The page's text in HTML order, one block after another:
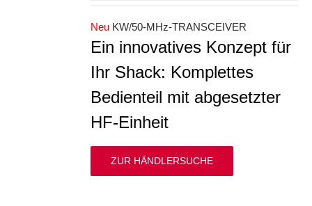
Neu KW/50-MHz-TRANSCEIVER
Ein innovatives Konzept für
Ihr Shack: Komplettes
Bedienteil mit abgesetzter
HF-Einheit
ZUR HÄNDLERSUCHE